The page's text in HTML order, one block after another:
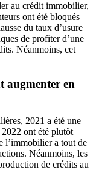
au crédit immobilier,
ont été bloqués
du taux d’usure
de profiter d’une
Néanmoins, cet
augmenter en
2021 a été une
2022 ont été plutôt
l’immobilier a tout de
Néanmoins, les
de crédits au